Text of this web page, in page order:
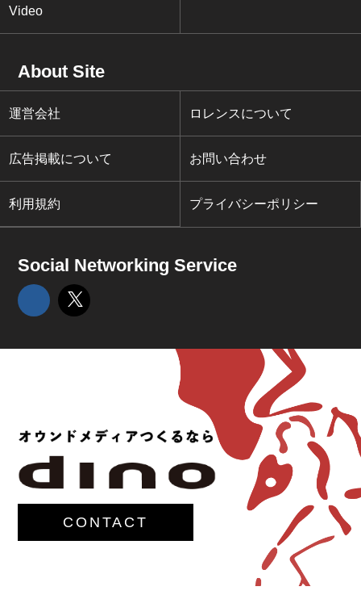
Video
About Site
運営会社 ロレンスについて
広告掲載について お問い合わせ
利用規約 プライバシーポリシー
Social Networking Service
CONTACT